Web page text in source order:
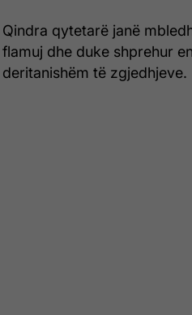
Qindra qytetarë janë
flamuj dhe duke shprehur
deritanishëm të zgjedhjeve.